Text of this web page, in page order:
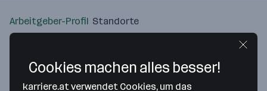
Arbeitgeber-Profil Standorte
Cookies machen alles besser!
karriere.at verwendet Cookies, um das